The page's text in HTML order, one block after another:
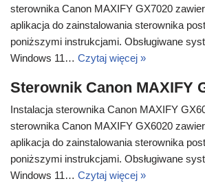
sterownika Canon MAXIFY GX7020
aplikacja do zainstalowania sterownika
poniższymi instrukcjami. Obsługiwane
Windows 11… Czytaj więcej »
Sterownik Canon MAXIFY
Instalacja sterownika Canon MAXIFY
sterownika Canon MAXIFY GX6020
aplikacja do zainstalowania sterownika
poniższymi instrukcjami. Obsługiwane
Windows 11… Czytaj więcej »